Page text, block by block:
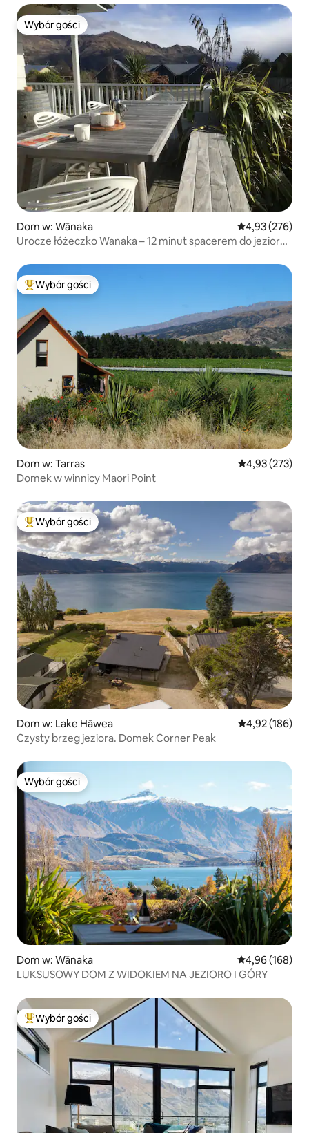
Wybór gości
Wybór gości
Dom w: Wānaka Średnia
4,93 (276)
Urocze łóżeczko Wanaka – 12 minut spacerem do jeziora i
Najpopularniejsze z kategorii Wybór gości
Wybór gości
Dom w: Tarras Średnia
4,93 (273)
Domek w winnicy Maori Point
Najpopularniejsze z kategorii Wybór gości
Wybór gości
Dom w: Lake Hāwea Średnia
4,92 (186)
Czysty brzeg jeziora. Domek Corner Peak
Wybór gości
Wybór gości
Dom w: Wānaka Średnia
4,96 (168)
LUKSUSOWY DOM Z WIDOKIEM NA JEZIORO I GÓRY
Najpopularniejsze z kategorii Wybór gości
Wybór gości